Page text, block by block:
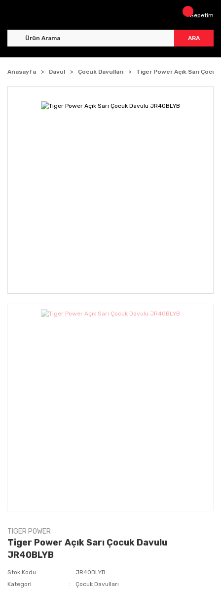
ARA
Sepetim
Anasayfa Davul Çocuk Davulları Tiger Power Açık Sarı
TIGER POWER
Tiger Power Açık Sarı Çocuk Davulu
JR40BLYB
Stok Kodu
JR40BLYB
Kategori
Çocuk Davulları